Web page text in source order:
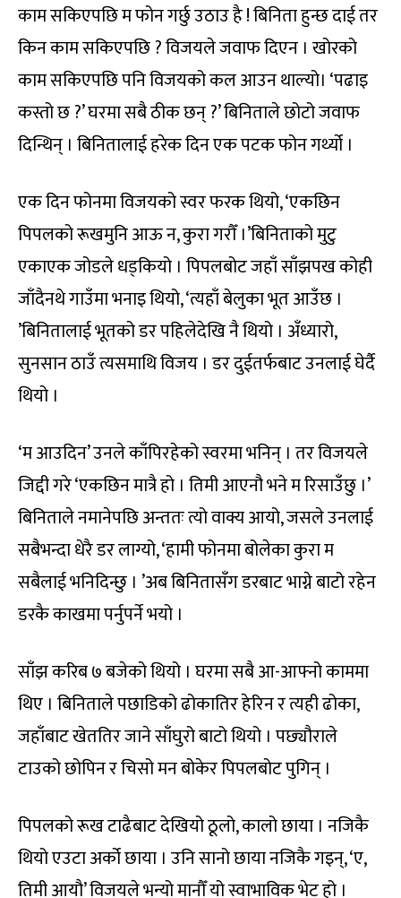
काम सकिएपछि म फोन गर्छु उठाउ है ! बिनिता हुन्छ दाई तर
किन काम सकिएपछि ? विजयले जवाफ दिएन । खोरको
काम सकिएपछि पनि विजयको कल आउन थाल्यो। ‘पढाइ
कस्तो छ ?’ घरमा सबै ठीक छन् ?’ बिनिताले छोटो जवाफ
दिन्थिन् । बिनितालाई हरेक दिन एक पटक फोन गर्थ्यो ।
एक दिन फोनमा विजयको स्वर फरक थियो, ‘एकछिन
पिपलको रूखमुनि आऊ न, कुरा गरौँ ।’बिनिताको मुटु
एकाएक जोडले धड्कियो । पिपलबोट जहाँ साँझपख कोही
जाँदैनथे गाउँमा भनाइ थियो, ‘त्यहाँ बेलुका भूत आउँछ ।
’बिनितालाई भूतको डर पहिलेदेखि नै थियो । अँध्यारो,
सुनसान ठाउँ त्यसमाथि विजय । डर दुईतर्फबाट उनलाई घेर्दै
थियो ।
‘म आउदिन’ उनले काँपिरहेको स्वरमा भनिन् । तर विजयले
जिद्दी गरे ‘एकछिन मात्रै हो । तिमी आएनौ भने म रिसाउँछु ।’
बिनिताले नमानेपछि अन्ततः त्यो वाक्य आयो, जसले उनलाई
सबैभन्दा धेरै डर लाग्यो, ‘हामी फोनमा बोलेका कुरा म
सबैलाई भनिदिन्छु । ’अब बिनितासँग डरबाट भाग्ने बाटो रहेन
डरकै काखमा पर्नुपर्ने भयो ।
साँझ करिब ७ बजेको थियो । घरमा सबै आ-आफ्नो काममा
थिए । बिनिताले पछाडिको ढोकातिर हेरिन र त्यही ढोका,
जहाँबाट खेततिर जाने साँघुरो बाटो थियो । पछ्यौराले
टाउको छोपिन र चिसो मन बोकेर पिपलबोट पुगिन् ।
पिपलको रूख टाढैबाट देखियो ठूलो, कालो छाया । नजिकै
थियो एउटा अर्को छाया । उनि सानो छाया नजिकै गइन्, ‘ए,
तिमी आयौ’ विजयले भन्यो मानौँ यो स्वाभाविक भेट हो ।